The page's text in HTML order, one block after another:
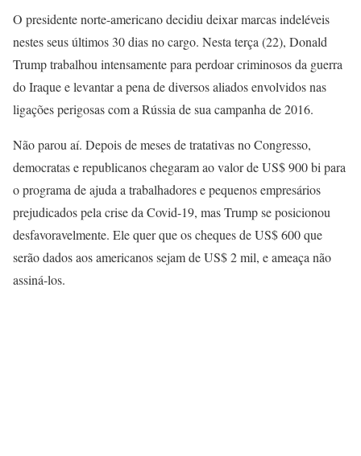
O presidente norte-americano decidiu deixar marcas indeléveis
nestes seus últimos 30 dias no cargo. Nesta terça (22), Donald
Trump trabalhou intensamente para perdoar criminosos da guerra
do Iraque e levantar a pena de diversos aliados envolvidos nas
ligações perigosas com a Rússia de sua campanha de 2016.
Não parou aí. Depois de meses de tratativas no Congresso,
democratas e republicanos chegaram ao valor de US$ 900 bi para
o programa de ajuda a trabalhadores e pequenos empresários
prejudicados pela crise da Covid-19, mas Trump se posicionou
desfavoravelmente. Ele quer que os cheques de US$ 600 que
serão dados aos americanos sejam de US$ 2 mil, e ameaça não
assiná-los.